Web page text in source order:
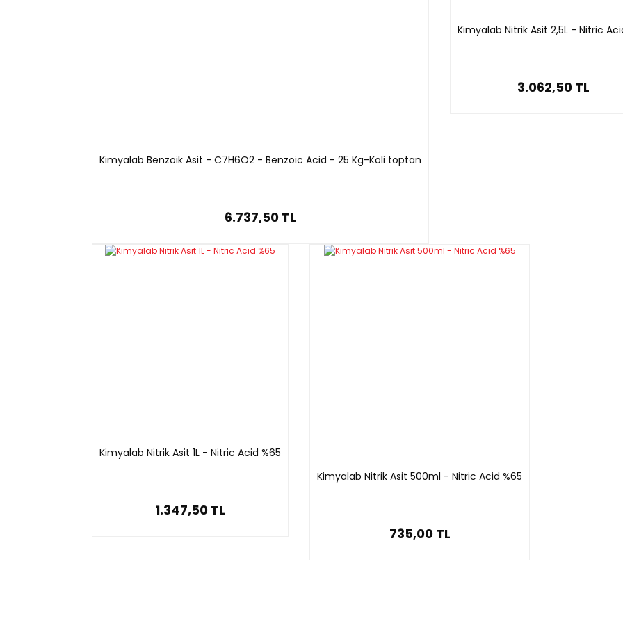
Kimyalab Benzoik Asit - C7H6O2 - Benzoic Acid - 25 Kg-Koli toptan
6.737,50 TL
Kimyalab Nitrik Asit 2,5L - Nitric
3.062,50 TL
Kimyalab Nitrik Asit 1L - Nitric Acid %65
1.347,50 TL
Kimyalab Nitrik Asit 500ml - Nitric Acid %65
735,00 TL